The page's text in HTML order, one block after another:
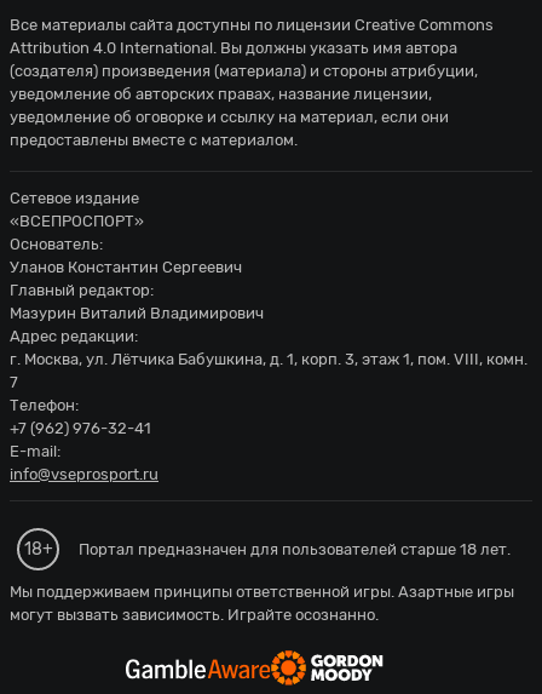
Все материалы сайта доступны по лицензии Creative Commons
Attribution 4.0 International. Вы должны указать имя автора
(создателя) произведения (материала) и стороны атрибуции,
уведомление об авторских правах, название лицензии,
уведомление об оговорке и ссылку на материал, если они
предоставлены вместе с материалом.
Сетевое издание
«ВСЕПРОСПОРТ»
Основатель:
Уланов Константин Сергеевич
Главный редактор:
Мазурин Виталий Владимирович
Адрес редакции:
г. Москва, ул. Лётчика Бабушкина, д. 1, корп. 3, этаж 1, пом. VIII, комн.
7
Телефон:
+7 (962) 976-32-41
E-mail:
info@vseprosport.ru
18+ Портал предназначен для пользователей старше 18 лет.
Мы поддерживаем принципы ответственной игры. Азартные игры
могут вызвать зависимость. Играйте осознанно.